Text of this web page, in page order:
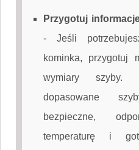
Przygotuj
- Jeśli
kominka, przygotuj
wymiary szyby.
dopasowane
bezpieczne,
temperaturę i